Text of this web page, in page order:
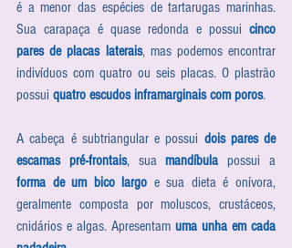
é a menor das espécies de tartarugas marinhas.
Sua carapaça é quase redonda e possui cinco
pares de placas laterais, mas podemos encontrar
indivíduos com quatro ou seis placas. O plastrão
possui quatro escudos inframarginais com poros.
A cabeça é subtriangular e possui dois pares de
escamas pré-frontais, sua mandíbula
forma de um bico largo e sua dieta é onívora,
geralmente composta por moluscos, crustáceos,
cnidários e algas. Apresentam uma unha em cada